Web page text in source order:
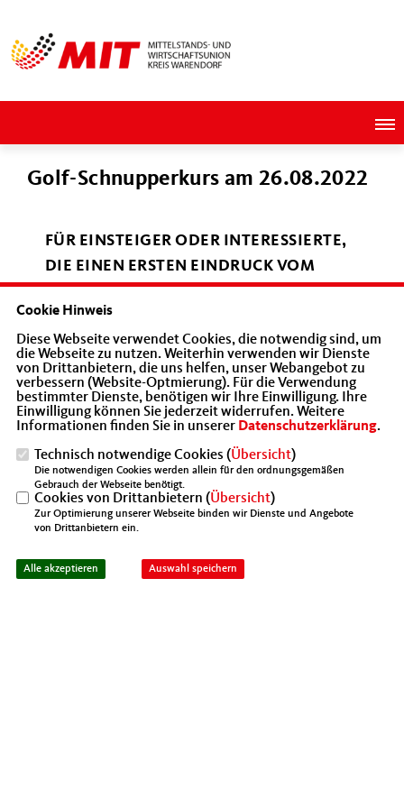
Golf-Schnupperkurs am 26.08.2022
FÜR EINSTEIGER ODER INTERESSIERTE,
DIE EINEN ERSTEN EINDRUCK VOM
GOLFSPIEL GEWINNEN MÖCHTEN
Treffpunkt 15.00 Uhr Im Golfclub Schloß
Vornholz e.V.
Nach der Begrüßung und einer Einführung in
den Golfsport wird das Putten geübt.
Anschließend geht es weiter auf die Driving
Range. Durch die Anleitung der
professionellen Golflehrer bekommen die
Teilnehmer ein Gefühl für den Golfball. Ein
lockerer Wettbewerb schließt den
sportlichen Teil ab. Das Clubheim bietet nach
Cookie Hinweis
Diese Webseite verwendet Cookies, die notwendig sind, um
die Webseite zu nutzen. Weiterhin verwenden wir Dienste
von Drittanbietern, die uns helfen, unser Webangebot zu
verbessern (Website-Optmierung). Für die Verwendung
bestimmter Dienste, benötigen wir Ihre Einwilligung. Ihre
Einwilligung können Sie jederzeit widerrufen. Weitere
Informationen finden Sie in unserer Datenschutzerklärung.
Technisch notwendige Cookies (Übersicht)
Die notwendigen Cookies werden allein für den ordnungsgemäßen
Gebrauch der Webseite benötigt.
Cookies von Drittanbietern (Übersicht)
Zur Optimierung unserer Webseite binden wir Dienste und Angebote
von Drittanbietern ein.
Alle akzeptieren Auswahl speichern